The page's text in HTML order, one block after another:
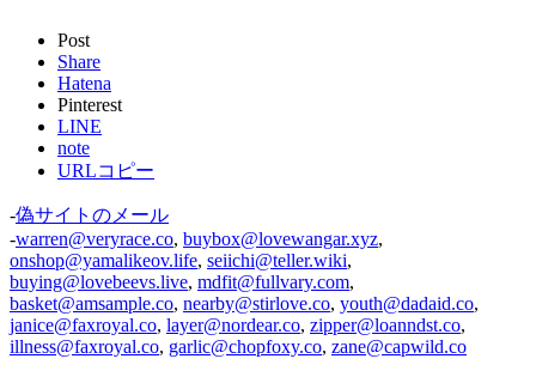
Post
Share
Hatena
Pinterest
LINE
note
URLコピー
-偽サイトのメール
-warren@veryrace.co, buybox@lovewangar.xyz,
onshop@yamalikeov.life, seiichi@teller.wiki,
buying@lovebeevs.live, mdfit@fullvary.com,
basket@amsample.co, nearby@stirlove.co, youth@dadaid.co,
janice@faxroyal.co, layer@nordear.co, zipper@loanndst.co,
illness@faxroyal.co, garlic@chopfoxy.co, zane@capwild.co